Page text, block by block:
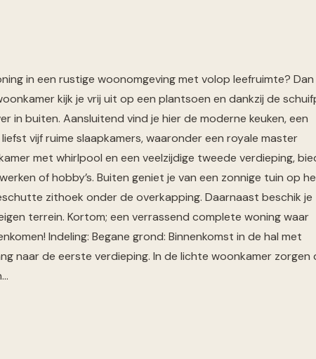
in een rustige woonomgeving met volop leefruimte? Dan
kijk je vrij uit op een plantsoen en dankzij de
in buiten. Aansluitend vind je hier de moderne keuken, een
vijf ruime slaapkamers, waaronder een royale master
met whirlpool en een veelzijdige tweede verdieping,
of hobby’s. Buiten geniet je van een zonnige tuin op
zithoek onder de overkapping. Daarnaast beschik je
terrein. Kortom; een verrassend complete woning waar
Indeling: Begane grond: Binnenkomst in de hal met
naar de eerste verdieping. In de lichte woonkamer zorgen